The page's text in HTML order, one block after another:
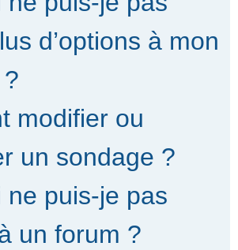
d’options à mon
modifier ou
un sondage ?
ne puis-je pas
un forum ?